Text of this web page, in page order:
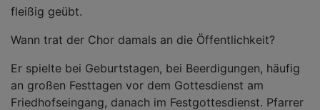
fleißig geübt.
Wann trat der Chor damals an die Öffentlichkeit?
Er spielte bei Geburtstagen, bei Beerdigungen, häufig
an großen Festtagen vor dem Gottesdienst am
Friedhofseingang, danach im Festgottesdienst. Pfarrer